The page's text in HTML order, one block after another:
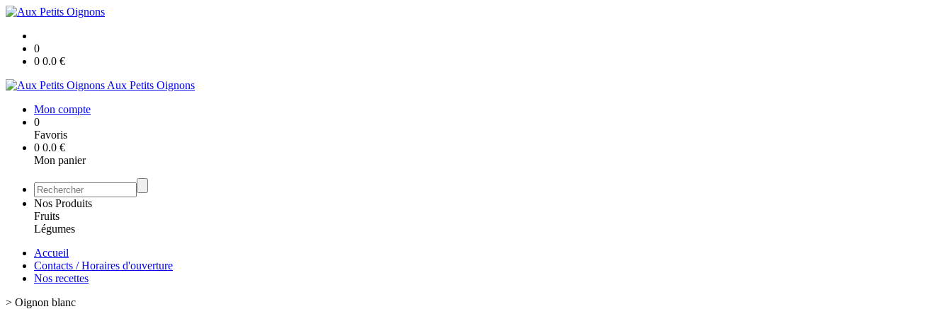
0
0 0.0 €
Aux Petits Oignons
Mon compte
0
Favoris
0 0.0 €
Mon panier
Nos Produits
Fruits
Légumes
Accueil
Contacts / Horaires d'ouverture
Nos recettes
> Oignon blanc